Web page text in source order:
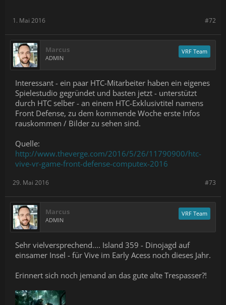
#72
1. Mai 2016
Marcus
ADMIN
VRF Team
Interessant - ein paar HTC-Mitarbeiter haben ein eigenes
Spielestudio gegründet und basten jetzt - unterstützt
durch HTC selber - an einem HTC-Exklusivtitel namens
Front Defense, zu dem kommende Woche erste Infos
rauskommen / Bilder zu sehen sind.
Quelle:
http://www.theverge.com/2016/5/26/11790900/htc-
vive-vr-game-front-defense-computex-2016
#73
29. Mai 2016
Marcus
ADMIN
VRF Team
Sehr vielversprechend.... Island 359 - Dinojagd auf
einsamer Insel - für Vive im Early Acess noch dieses Jahr.
Erinnert sich noch jemand an das gute alte Trespasser?!